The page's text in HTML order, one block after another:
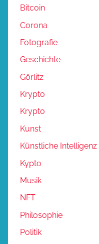
Bitcoin
Corona
Fotografie
Geschichte
Görlitz
Krypto
Krypto
Kunst
Künstliche Intelligenz
Kypto
Musik
NFT
Philosophie
Politik